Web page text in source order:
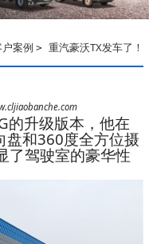
案例 > 重汽豪沃TX发车了！
的升级版本，他在
盘和360度全方位摄
了驾驶室的豪华性